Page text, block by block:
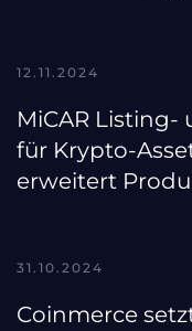
12.11.2024
MiCAR
für Krypto-
erweitert
31.10.2024
Coinmerce